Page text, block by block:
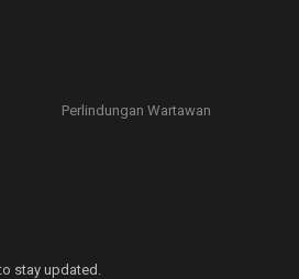
Perlindungan Wartawan
stay updated.